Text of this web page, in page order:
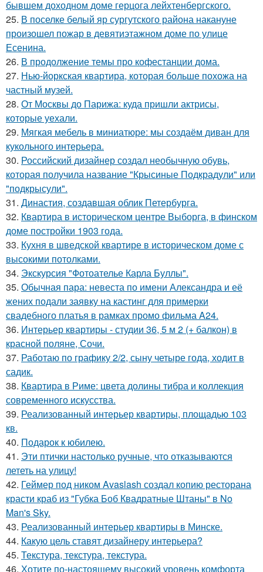
бывшем доходном доме герцога лейхтенбергского.
25. В поселке белый яр сургутского района накануне
произошел пожар в девятиэтажном доме по улице
Есенина.
26. В продолжение темы про кофестанции дома.
27. Нью-йоркская квартира, которая больше похожа на
частный музей.
28. От Москвы до Парижа: куда пришли актрисы,
которые уехали.
29. Мягкая мебель в миниатюре: мы создаём диван для
кукольного интерьера.
30. Российский дизайнер создал необычную обувь,
которая получила название "Крысиные Подкрадули" или
"подкрысули".
31. Династия, создавшая облик Петербурга.
32. Квартира в историческом центре Выборга, в финском
доме постройки 1903 года.
33. Кухня в шведской квартире в историческом доме с
высокими потолками.
34. Экскурсия "Фотоателье Карла Буллы".
35. Обычная пара: невеста по имени Александра и её
жених подали заявку на кастинг для примерки
свадебного платья в рамках промо фильма A24.
36. Интерьер квартиры - студии 36, 5 м 2 (+ балкон) в
красной поляне, Сочи.
37. Работаю по графику 2/2, сыну четыре года, ходит в
садик.
38. Квартира в Риме: цвета долины тибра и коллекция
современного искусства.
39. Реализованный интерьер квартиры, площадью 103
кв.
40. Подарок к юбилею.
41. Эти птички настолько ручные, что отказываются
лететь на улицу!
42. Геймер под ником Avaslash создал копию ресторана
красти краб из "Губка Боб Квадратные Штаны" в No
Man's Sky.
43. Реализованный интерьер квартиры в Минске.
44. Какую цель ставят дизайнеру интерьера?
45. Текстура, текстура, текстура.
46. Хотите по-настоящему высокий уровень комфорта